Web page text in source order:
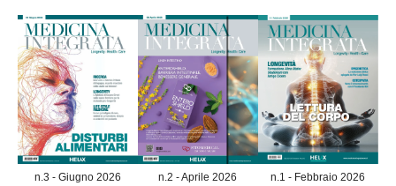
n.3 - Giugno 2026 n.2 - Aprile 2026 n.1 - Febbraio 2026